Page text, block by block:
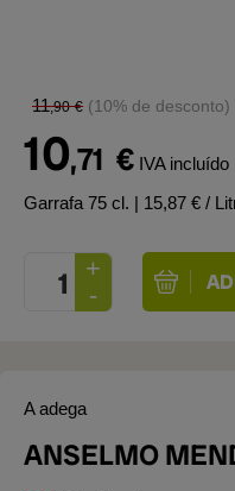
11,90 € (10% de desconto)
10,71 € IVA incluído
Garrafa 75 cl. | 15,87 € /
A adega
ANSELMO